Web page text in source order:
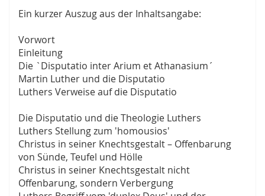
Ein kurzer Auszug aus der Inhaltsangabe:
Vorwort
Einleitung
Die `Disputatio inter Arium et Athanasium´
Martin Luther und die Disputatio
Luthers Verweise auf die Disputatio
Die Disputatio und die Theologie Luthers
Luthers Stellung zum 'homousios'
Christus in seiner Knechtsgestalt – Offenbarung
von Sünde, Teufel und Hölle
Christus in seiner Knechtsgestalt nicht
Offenbarung, sondern Verbergung